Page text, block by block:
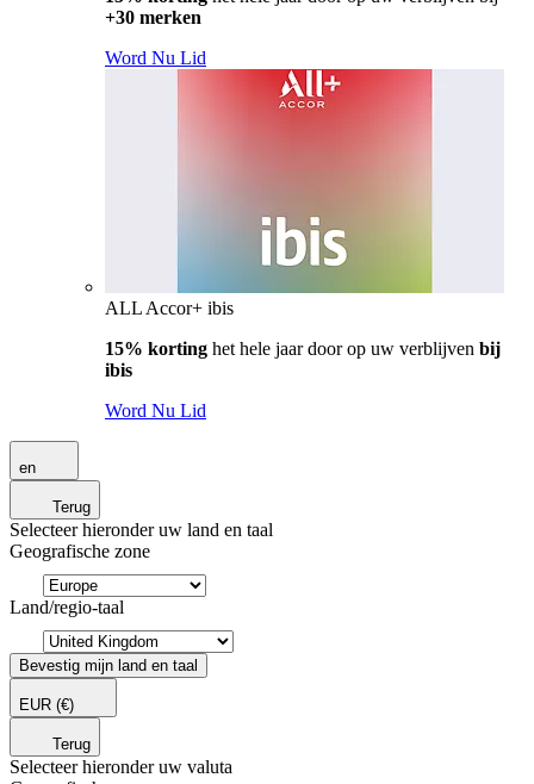
+30 merken
Word Nu Lid
ALL Accor+ ibis
15% korting het hele jaar door op uw verblijven bij
ibis
Word Nu Lid
en
Terug
Selecteer hieronder uw land en taal
Geografische zone
Land/regio-taal
Bevestig mijn land en taal
EUR (€)
Terug
Selecteer hieronder uw valuta